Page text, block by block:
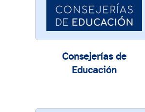
Consejerías de
Educación